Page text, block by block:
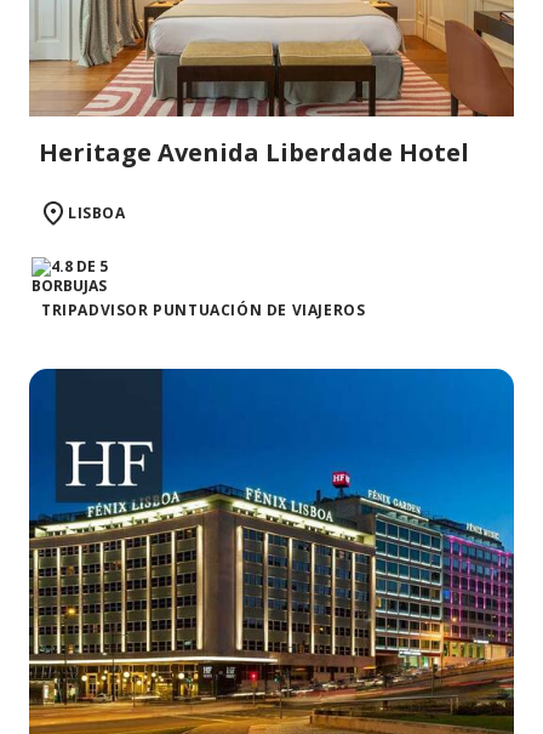
Heritage Avenida Liberdade Hotel
LISBOA
TRIPADVISOR PUNTUACIÓN DE VIAJEROS